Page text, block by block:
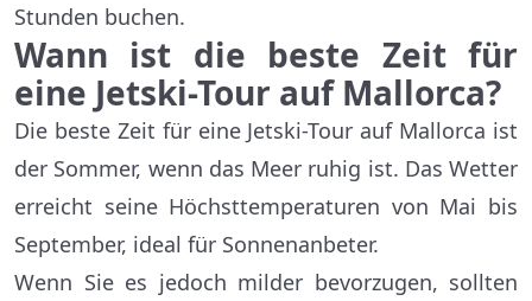
Stunden buchen.
Wann ist die beste Zeit für
eine Jetski-Tour auf Mallorca?
Die beste Zeit für eine Jetski-Tour auf Mallorca ist
der Sommer, wenn das Meer ruhig ist. Das Wetter
erreicht seine Höchsttemperaturen von Mai bis
September, ideal für Sonnenanbeter.
Wenn Sie es jedoch milder bevorzugen, sollten